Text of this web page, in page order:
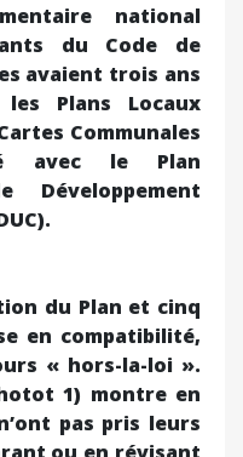
national
du Code de
avaient trois ans
Plans Locaux
Communales
avec le Plan
Développement
du Plan et cinq
en compatibilité,
« hors-la-loi ».
1) montre en
pas pris leurs
ou en révisant